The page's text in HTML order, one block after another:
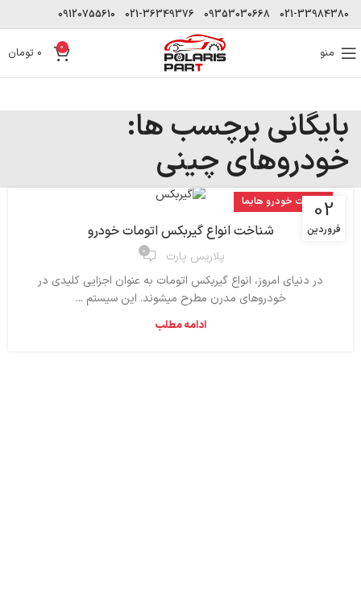
021-33984380
09353030668
021-36349376
09120755610
منو 0
0 تومان
بایگانی برچسب ها:
خودروهای چینی
02
فروردین
قطعات خودرو هایما
شناخت انواع گیربکس اتومات خودرو
پلاریس پارت ۰
در دنیای امروز، انواع گیربکس اتومات به‌ عنوان اجزایی کلیدی در
خودروهای مدرن مطرح میشوند. این سیستم‌ ...
ادامه مطلب